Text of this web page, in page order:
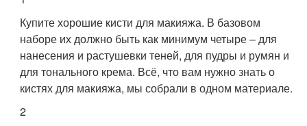
Купите хорошие кисти для макияжа. В базовом
наборе их должно быть как минимум четыре – для
нанесения и растушевки теней, для пудры и румян и
для тонального крема. Всё, что вам нужно знать о
кистях для макияжа, мы собрали в одном материале.
2